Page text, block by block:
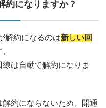
約になりますか？
解約になるのは新しい回
は自動で解約になりま
解約にならないため、開通